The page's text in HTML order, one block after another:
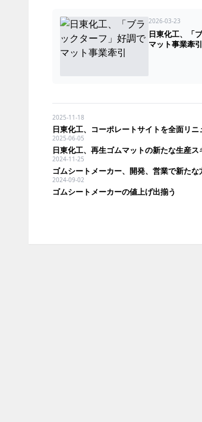
2026-03-23
日東化工、「
マット事業牽引
2025-11-18
日東化工、コーポレートサイトを全面リニ
2025-06-05
日東化工、再生ゴムマットの新たな生産
2024-11-25
ゴムシートメーカー、開発、営業で新たな
2024-09-02
ゴムシートメーカーの値上げ出揃う